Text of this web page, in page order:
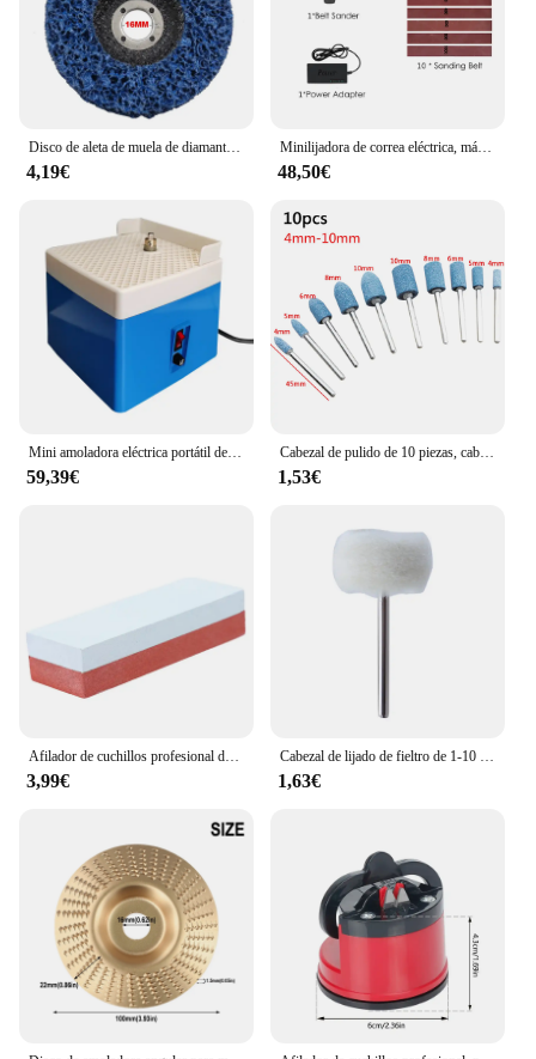
4,19€
Minilijadora de correa eléctrica, máquina de pulido, Motor 350, velocidad continua, juego de herramientas de molienda multifunción, 250W/775 W
48,50€
59,39€
Cabezal de pulido de 10 piezas, cabezal abrasivo montado para herramientas eléctricas rotativas Dremel, rueda de piedra eléctrica, accesorios Dremel
1,53€
Afilador de cuchillos profesional de doble cara, piedra de afilar 400/1500 de grano, herramienta de cocina
3,99€
Cabezal de lijado de fieltro de 1-10 piezas, cabezal de lijado de 3mm, Mini cepillo de pulido para Dremel Dril Jade abrasivo, vástago de rueda, hilo de algodón
1,63€